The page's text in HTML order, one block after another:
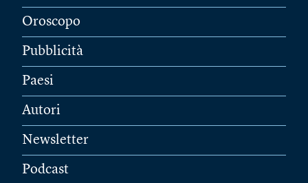
Oroscopo
Pubblicità
Paesi
Autori
Newsletter
Podcast